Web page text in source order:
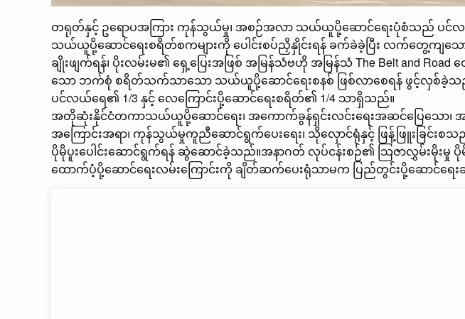
တရုတ်နှင့် ဥရောပအကြား ကုန်သွယ်မှု၊ အစဉ်အလာ သယ်ယူပို့ဆောင်ရေးပုံစံသည် ပင်လ
သယ်ယူပို့ဆောင်ရေးစရိတ်စကများကို ပေါင်းစပ်ညှိနှိုင်းရန် ခက်ခဲခဲ့ပြီး လက်တွေ့ကျသ
ချိုးဖျက်ရန်၊ ပိုးလမ်းမ၏ ရှေ့ပြေးအဖြစ် အမြန်သံဗဟို အမြန်သံ The Belt and
သော ဘက်စုံ စရိတ်သက်သာသော သယ်ယူပို့ဆောင်ရေးစနစ် ဖြစ်လာစေရန် ဖွင့်လှစ်ခဲ့သ
ပင်လယ်ရေ၏ 1/3 နှင့် လေကြောင်းပို့ဆောင်ရေးစရိတ်၏ 1/4 သာရှိသည်။
အတိုဆုံးနိုင်ငံတကာသယ်ယူပို့ဆောင်ရေး၊ အကောက်ခွန်ရှင်းလင်းရေးအဆင်ပြေသော၊
အကြောင်းအရာ၊ ကုန်သွယ်မှုကူညီဆောင်ရွက်ပေးရေး၊ သိုလှောင်ရုံနှင့် ဖြန့်ဖြူးခြင်းစသည့်
ပိုမိုပူးပေါင်းဆောင်ရွက်ရန် ဆွဲဆောင်ခဲ့သည်။အနာဂတ် လုပ်ငန်းစဉ်၏ သြဇာလွှမ်းမိုး
ထောက်ပံ့ပို့ဆောင်ရေးလမ်းကြောင်းကို ချိတ်ဆက်ပေးရုံသာမက ပြည်တွင်းပို့ဆောင်ရ